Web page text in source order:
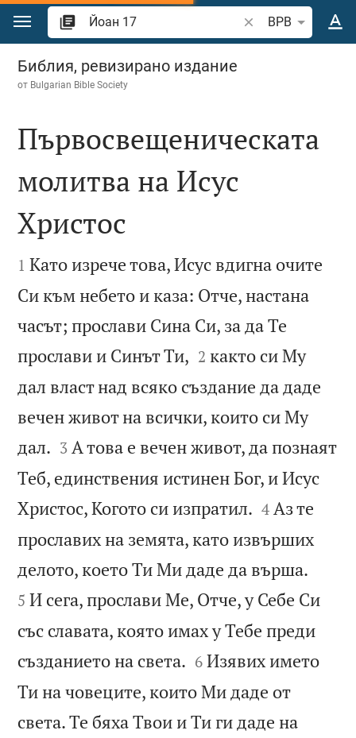
Преминете към съдържанието
Търсете стих или
BPB
Йоан 17
Библия, ревизирано издание
от Bulgarian Bible Society

Първосвещеническата
молитва на Исус
Христос

1 Като изрече това, Исус вдигна очите
Си към небето и каза: Отче, настана
часът; прослави Сина Си, за да Те
прослави и Синът Ти, 

2 както си Му
дал власт над всяко създание да даде
вечен живот на всички, които си Му
дал. 

3 А това е вечен живот, да познаят
Теб, единствения истинен Бог, и Исус
Христос, Когото си изпратил. 

4 Аз те
прославих на земята, като извърших
делото, което Ти Ми даде да върша.
5 И сега, прослави Ме, Отче, у Себе Си
със славата, която имах у Тебе преди
създанието на света. 

6 Изявих името
Ти на човеците, които Ми даде от
света. Те бяха Твои и Ти ги даде на